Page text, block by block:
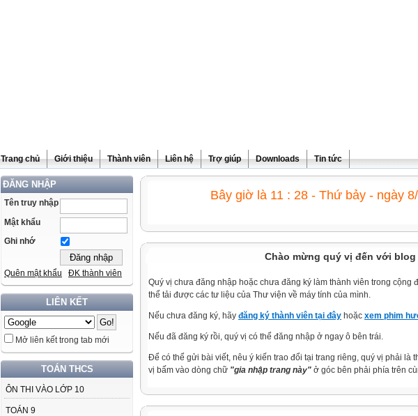
Trang chủ Giới thiệu Thành viên Liên hệ Trợ giúp Downloads Tin tức
ĐĂNG NHẬP
Tên truy nhập
Mật khẩu
Ghi nhớ
Quên mật khẩu ĐK thành viên
LIÊN KẾT
Mở liên kết trong tab mới
TOÁN THCS
ÔN THI VÀO LỚP 10
TOÁN 9
Bây giờ là 11 : 28 - Thứ bảy - ngày
Chào mừng quý vị đến với blog
Quý vị chưa đăng nhập hoặc chưa đăng ký làm thành viên trong cộng
thể tải được các tư liệu của Thư viện về máy tính của mình.
Nếu chưa đăng ký, hãy đăng ký thành viên tại đây hoặc xem phim
Nếu đã đăng ký rồi, quý vị có thể đăng nhập ở ngay ô bên trái.
Để có thể gửi bài viết, nêu ý kiến trao đổi tại trang riêng, quý vị phải là
vị bấm vào dòng chữ "gia nhập trang này" ở góc bên phải phía trên